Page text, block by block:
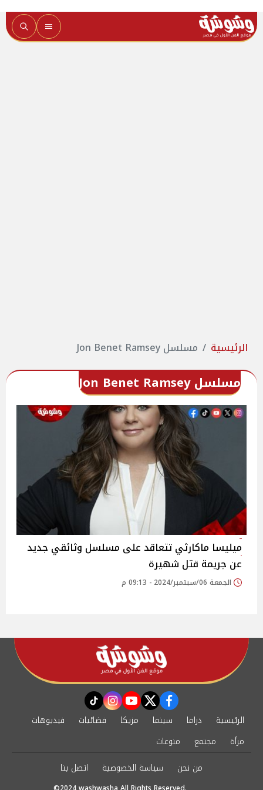
الرئيسية مسلسل Jon Benet Ramsey
مسلسل Jon Benet Ramsey
ميليسا ماكارثي تتعاقد على مسلسل وثائقي جديد
عن جريمة قتل شهيرة
الجمعة 06/سبتمبر/2024 - 09:13 م
facebook
twitter
youtube
instagram
tiktok
الرئيسية دراما سينما مزيكا فضائيات
فيديوهات
مرأة
مجتمع
منوعات
من نحن
سياسة الخصوصية اتصل بنا